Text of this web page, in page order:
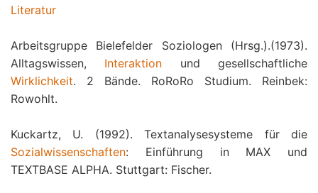
Literatur
Arbeitsgruppe Bielefelder Soziologen (Hrsg.).(1973).
Alltagswissen, Interaktion und gesellschaftliche
Wirklichkeit. 2 Bände. RoRoRo Studium. Reinbek:
Rowohlt.
Kuckartz, U. (1992). Textanalysesysteme für die
Sozialwissenschaften: Einführung in MAX und
TEXTBASE ALPHA. Stuttgart: Fischer.